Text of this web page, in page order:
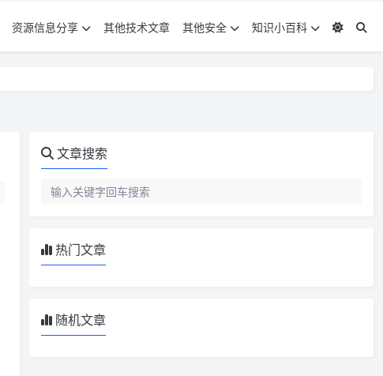
资源信息分享 其他技术文章 其他安全 知识小百科
文章搜索
热门文章
随机文章